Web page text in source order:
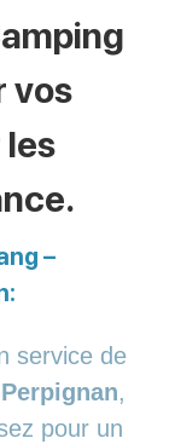
vos
–
service de
,
pour un